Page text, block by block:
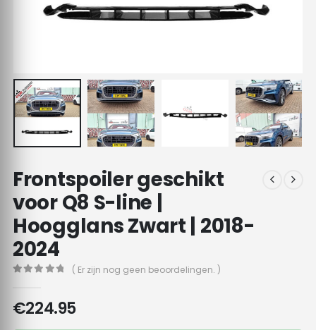
Frontspoiler geschikt
voor Q8 S-line |
Hoogglans Zwart | 2018-
2024
( Er zijn nog geen beoordelingen. )
€224.95